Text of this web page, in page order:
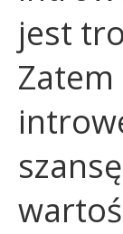
jest